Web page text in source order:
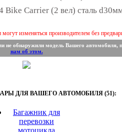
Bike Carrier (2 вел) сталь
изменяться производителем без
не обнаружили модель Вашего автомобиля,
нам об этом.
ДЛЯ ВАШЕГО АВТОМОБИЛЯ (51):
Багажник для
перевозки